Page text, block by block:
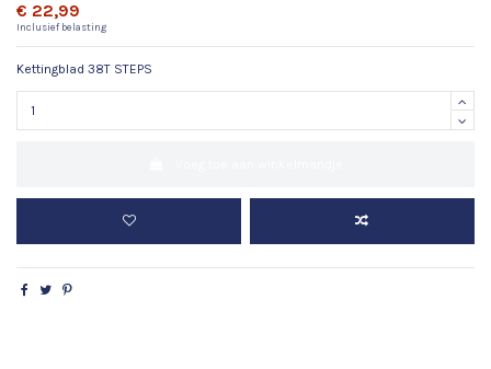
€ 22,99
Inclusief belasting
Kettingblad 38T STEPS